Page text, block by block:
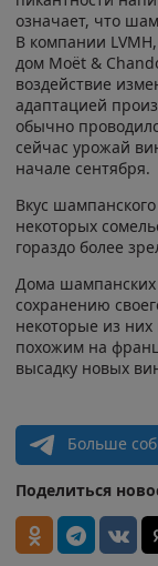
означает, что
В компании
дом Moët &
воздействие
адаптацией
обычно
сейчас урожай
начале сентября.
Вкус
некоторых
гораздо более
Дома
сохранению
некоторые из
похожим на
высадку новых
Больше
Поделиться